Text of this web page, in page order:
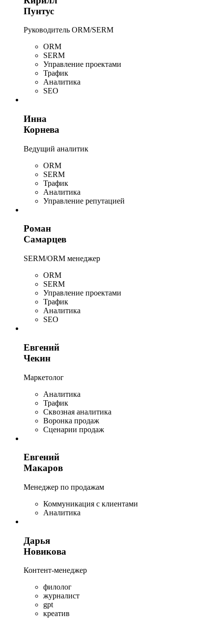
Пунтус
Руководитель ORM/SERM
ORM
SERM
Управление проектами
Трафик
Аналитика
SEO
Инна
Корнева
Ведущий аналитик
ORM
SERM
Трафик
Аналитика
Управление репутацией
Роман
Самарцев
SERM/ORM менеджер
ORM
SERM
Управление проектами
Трафик
Аналитика
SEO
Евгений
Чекин
Маркетолог
Аналитика
Трафик
Сквозная аналитика
Воронка продаж
Сценарии продаж
Евгений
Макаров
Менеджер по продажам
Коммуникация с клиентами
Аналитика
Дарья
Новикова
Контент-менеджер
филолог
журналист
gpt
креатив